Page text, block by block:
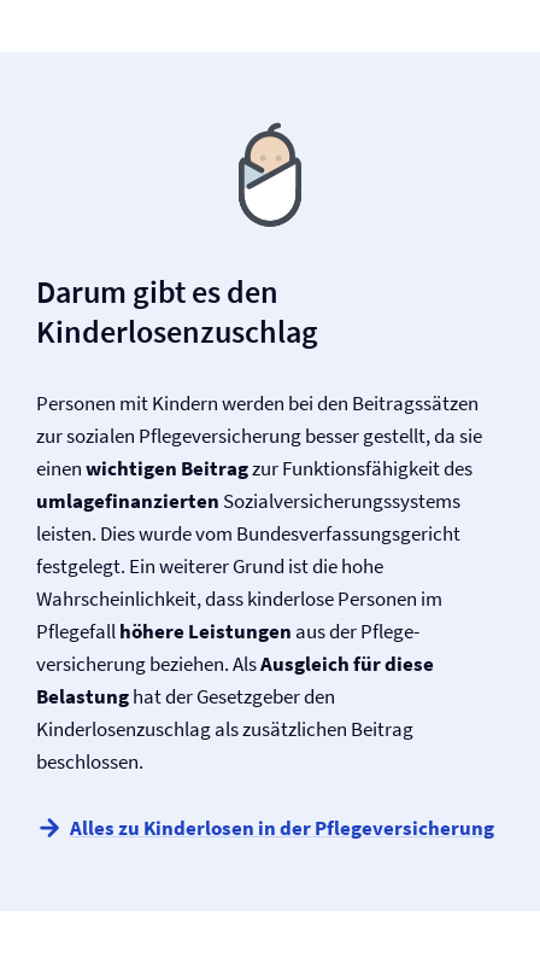
Darum gibt es den
Kinderlosenzuschlag
Personen mit Kindern werden bei den Beitragssätzen
zur sozialen Pflege­versicherung besser gestellt, da sie
einenwichtigen Beitragzur Funktionsfähigkeit des
umlagefinanzierten Sozial­versicherungssystems
leisten. Dies wurde vom Bundesverfassungsgericht
festgelegt. Ein weiterer Grund ist die hohe
Wahrscheinlichkeit, dass kinderlose Personen im
Pflegefallhöhere Leistungen aus der Pflege­
versicherung beziehen. AlsAusgleich für diese
Belastunghat der Gesetzgeber den
Kinderlosenzuschlag als zusätzlichen Beitrag
beschlossen.
Alles zu Kinderlosen in der Pflege­versicherung